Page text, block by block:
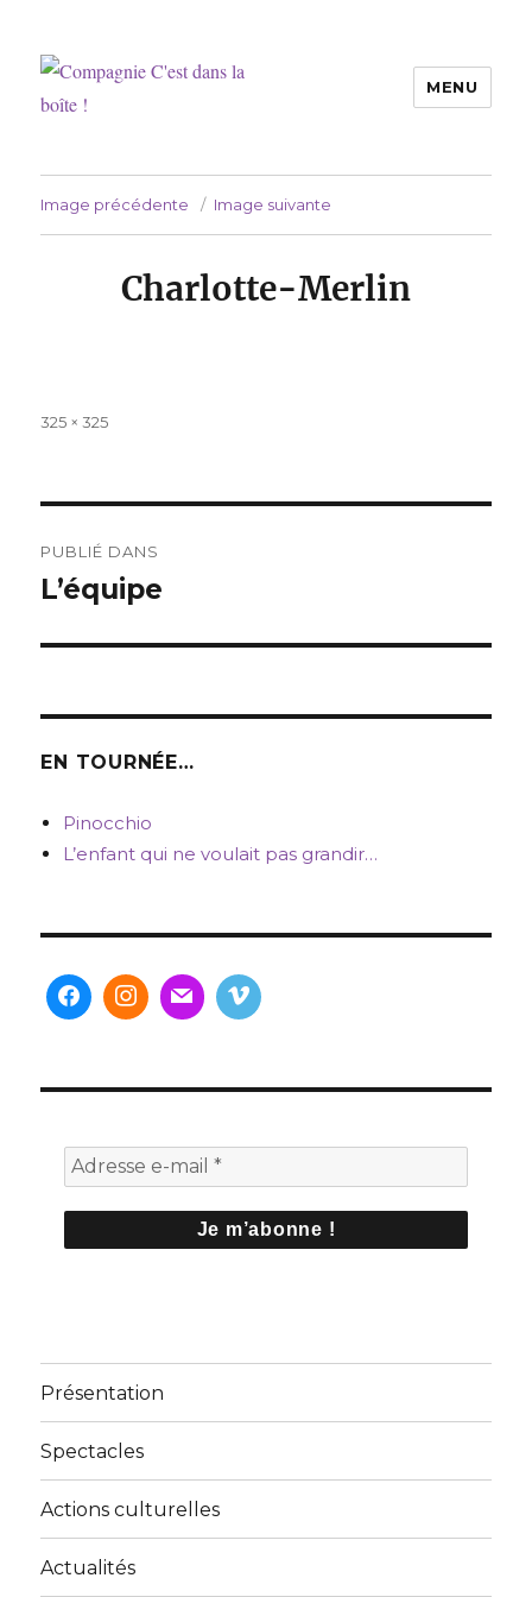
MENU
Image précédente Image suivante
Charlotte-Merlin
Taille
325 × 325
de
PUBLIÉ DANS
L’équipe
EN TOURNÉE…
Pinocchio
L’enfant qui ne voulait pas grandir…
Présentation
Spectacles
Actions culturelles
Actualités